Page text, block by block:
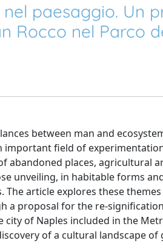
paesaggio. Un
Rocco nel Parco
between man and
field of
abandoned places, agricultural
unveiling, in habitable forms
The article explores these
a proposal for the re-
of Naples included in the
of a cultural landscape